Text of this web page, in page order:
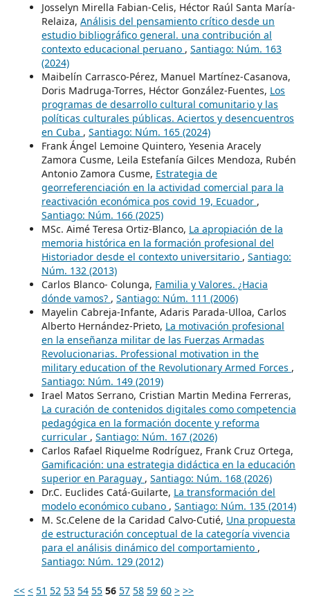
Josselyn Mirella Fabian-Celis, Héctor Raúl Santa María-
Relaiza, Análisis del pensamiento crítico desde un
estudio bibliográfico general. una contribución al
contexto educacional peruano , Santiago: Núm. 163
(2024)
Maibelín Carrasco-Pérez, Manuel Martínez-Casanova,
Doris Madruga-Torres, Héctor González-Fuentes, Los
programas de desarrollo cultural comunitario y las
políticas culturales públicas. Aciertos y desencuentros
en Cuba , Santiago: Núm. 165 (2024)
Frank Ángel Lemoine Quintero, Yesenia Aracely
Zamora Cusme, Leila Estefanía Gilces Mendoza, Rubén
Antonio Zamora Cusme, Estrategia de
georreferenciación en la actividad comercial para la
reactivación económica pos covid 19, Ecuador ,
Santiago: Núm. 166 (2025)
MSc. Aimé Teresa Ortiz-Blanco, La apropiación de la
memoria histórica en la formación profesional del
Historiador desde el contexto universitario , Santiago:
Núm. 132 (2013)
Carlos Blanco- Colunga, Familia y Valores. ¿Hacia
dónde vamos? , Santiago: Núm. 111 (2006)
Mayelin Cabreja-Infante, Adaris Parada-Ulloa, Carlos
Alberto Hernández-Prieto, La motivación profesional
en la enseñanza militar de las Fuerzas Armadas
Revolucionarias. Professional motivation in the
military education of the Revolutionary Armed Forces ,
Santiago: Núm. 149 (2019)
Irael Matos Serrano, Cristian Martin Medina Ferreras,
La curación de contenidos digitales como competencia
pedagógica en la formación docente y reforma
curricular , Santiago: Núm. 167 (2026)
Carlos Rafael Riquelme Rodríguez, Frank Cruz Ortega,
Gamificación: una estrategia didáctica en la educación
superior en Paraguay , Santiago: Núm. 168 (2026)
Dr.C. Euclides Catá-Guilarte, La transformación del
modelo económico cubano , Santiago: Núm. 135 (2014)
M. Sc.Celene de la Caridad Calvo-Cutié, Una propuesta
de estructuración conceptual de la categoría vivencia
para el análisis dinámico del comportamiento ,
Santiago: Núm. 129 (2012)
<< < 51 52 53 54 55 56 57 58 59 60 > >>